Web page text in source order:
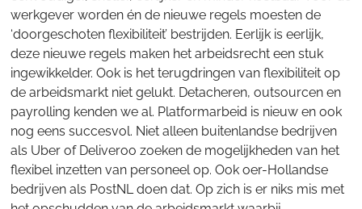
werkgever worden én de nieuwe regels moesten de
‘doorgeschoten flexibiliteit’ bestrijden. Eerlijk is eerlijk,
deze nieuwe regels maken het arbeidsrecht een stuk
ingewikkelder. Ook is het terugdringen van flexibiliteit op
de arbeidsmarkt niet gelukt. Detacheren, outsourcen en
payrolling kenden we al. Platformarbeid is nieuw en ook
nog eens succesvol. Niet alleen buitenlandse bedrijven
als Uber of Deliveroo zoeken de mogelijkheden van het
flexibel inzetten van personeel op. Ook oer-Hollandse
bedrijven als PostNL doen dat. Op zich is er niks mis met